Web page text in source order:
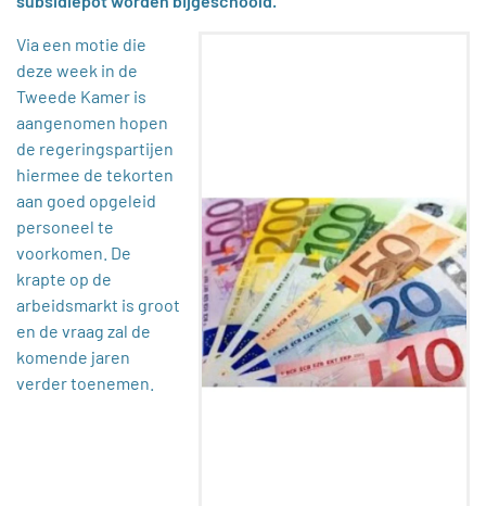
Via een motie die
deze week in de
Tweede Kamer is
aangenomen hopen
de regeringspartijen
hiermee de tekorten
aan goed opgeleid
personeel te
voorkomen. De
krapte op de
arbeidsmarkt is groot
en de vraag zal de
komende jaren
verder toenemen.